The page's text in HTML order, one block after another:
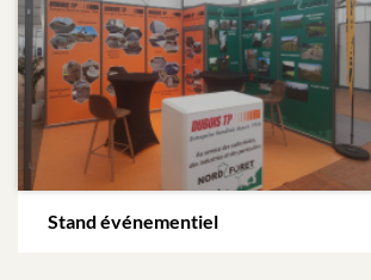
Stand événementiel